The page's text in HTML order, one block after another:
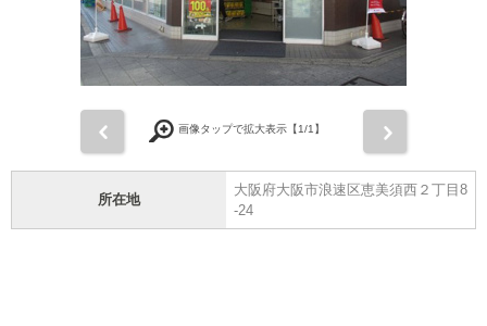
画像タップで拡大表示【1/1】
所在地
大阪府大阪市浪速区恵美須西２丁目8
-24